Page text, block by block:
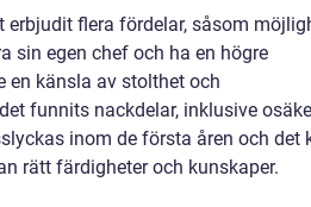
flera fördelar, såsom
sin egen chef och ha en högre
en känsla av stolthet och
funnits nackdelar, inklusive
inom de första åren och det
rätt färdigheter och kunskaper.